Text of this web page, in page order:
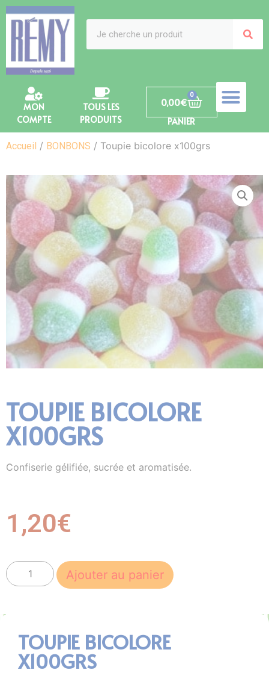
MON
COMPTE
TOUS LES
PRODUITS
0,00€
0
PANIER
Accueil / BONBONS / Toupie bicolore x100grs
TOUPIE BICOLORE
X100GRS
Confiserie gélifiée, sucrée et aromatisée.
1,20€
Ajouter au panier
TOUPIE BICOLORE
X100GRS